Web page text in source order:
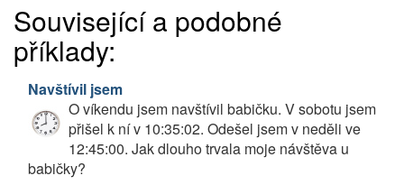
Související a podobné
příklady:
Navštívil jsem
O víkendu jsem navštívil babičku. V sobotu jsem
přišel k ní v 10:35:02. Odešel jsem v neděli ve
12:45:00. Jak dlouho trvala moje návštěva u
babičky?